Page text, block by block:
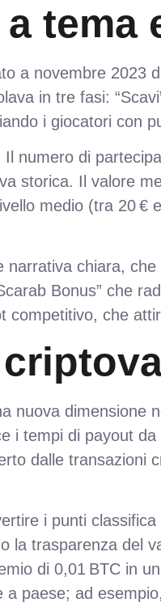
tema
a novembre
in tre fasi:
i giocatori con
numero di
storica. Il valore
medio (tra 20 €
narrativa chiara, che
Bonus” che
competitivo, che
nuova dimensione
i tempi di payout
dalle
i punti
la trasparenza del
di 0,01 BTC in
paese; ad